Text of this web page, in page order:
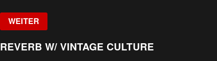
WEITER
REVERB W/ VINTAGE CULTURE